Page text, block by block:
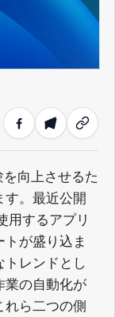
を向上させるた
。最近公開
用するアプリ
が盛り込ま
レンドとし
業の自動化が
ら二つの側